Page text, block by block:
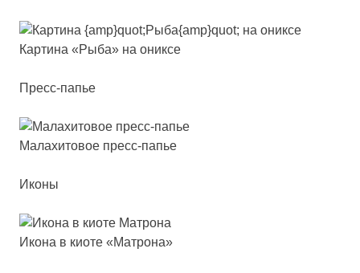
Кар­ти­на «Рыба» на оник­се
Пресс-папье
Мала­хи­то­вое пресс-папье
Иконы
Ико­на в ки­оте «Мат­ро­на»